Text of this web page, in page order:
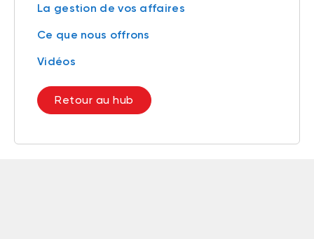
La gestion de vos affaires
Ce que nous offrons
Vidéos
Retour au hub